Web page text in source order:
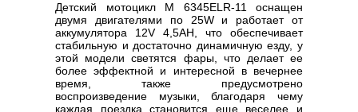
Детский мотоцикл M 6345ELR-11 оснащен
двумя двигателями по 25W и работает от
аккумулятора 12V 4,5AH, что обеспечивает
стабильную и достаточно динамичную езду, у
этой модели светятся фары, что делает ее
более эффектной и интересной в вечернее
время, также предусмотрено
воспроизведение музыки, благодаря чему
каждая поездка становится еще веселее и